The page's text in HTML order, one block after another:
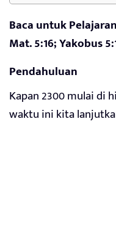
Baca untuk Pelajaran
Mat. 5:16; Yakobus
Pendahuluan
Kapan 2300 mulai di
waktu ini kita